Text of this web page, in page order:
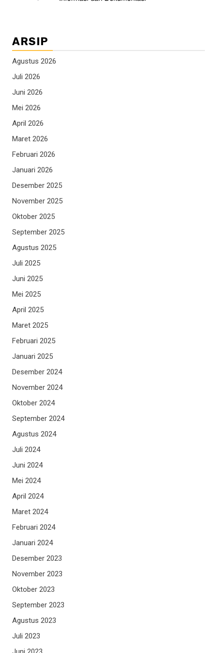
ARSIP
Agustus 2026
Juli 2026
Juni 2026
Mei 2026
April 2026
Maret 2026
Februari 2026
Januari 2026
Desember 2025
November 2025
Oktober 2025
September 2025
Agustus 2025
Juli 2025
Juni 2025
Mei 2025
April 2025
Maret 2025
Februari 2025
Januari 2025
Desember 2024
November 2024
Oktober 2024
September 2024
Agustus 2024
Juli 2024
Juni 2024
Mei 2024
April 2024
Maret 2024
Februari 2024
Januari 2024
Desember 2023
November 2023
Oktober 2023
September 2023
Agustus 2023
Juli 2023